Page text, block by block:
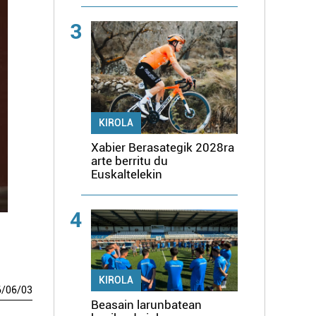
/06/03
3
KIROLA
Xabier Berasategik 2028ra
arte berritu du
Euskaltelekin
4
KIROLA
Beasain larunbatean